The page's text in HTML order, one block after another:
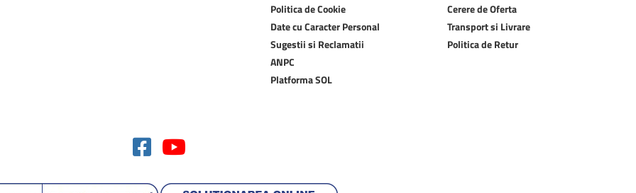
Politica de Cookie
Date cu Caracter Personal
Sugestii si Reclamatii
ANPC
Platforma SOL
Cerere de Oferta
Transport si Livrare
Politica de Retur